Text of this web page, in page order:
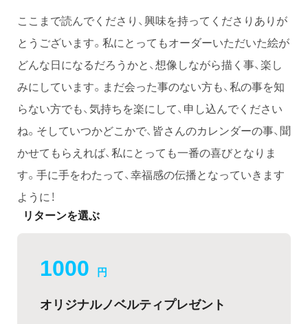
ここまで読んでくださり、興味を持ってくださりありが
とうございます。私にとってもオーダーいただいた絵が
どんな日になるだろうかと、想像しながら描く事、楽し
みにしています。まだ会った事のない方も、私の事を知
らない方でも、気持ちを楽にして、申し込んでください
ね。そしていつかどこかで、皆さんのカレンダーの事、聞
かせてもらえれば、私にとっても一番の喜びとなりま
す。手に手をわたって、幸福感の伝播となっていきます
ように！
リターンを選ぶ
1000 円
オリジナルノベルティプレゼント